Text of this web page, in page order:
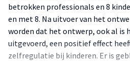
betrokken professionals en 8
en met 8. Na uitvoer van het
worden dat het ontwerp, ook al is
uitgevoerd, een positief effect
zelfregulatie bij kinderen. Er is